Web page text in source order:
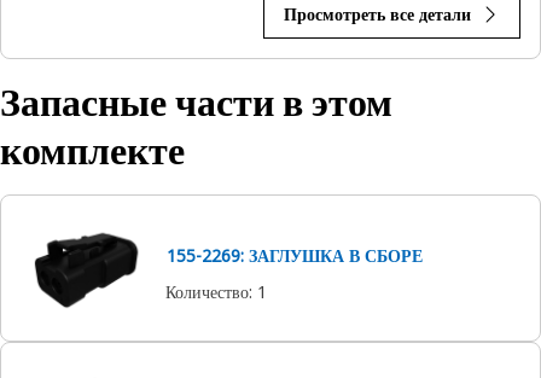
Просмотреть все детали
Запасные части в этом
комплекте
155-2269: ЗАГЛУШКА В СБОРЕ
Количество: 1